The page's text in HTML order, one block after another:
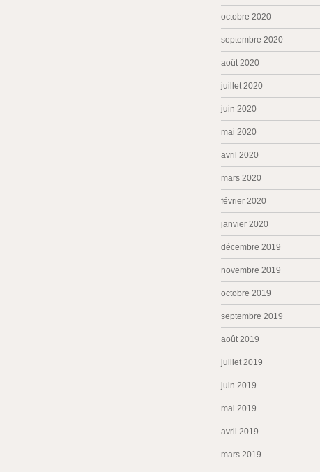
octobre 2020
septembre 2020
août 2020
juillet 2020
juin 2020
mai 2020
avril 2020
mars 2020
février 2020
janvier 2020
décembre 2019
novembre 2019
octobre 2019
septembre 2019
août 2019
juillet 2019
juin 2019
mai 2019
avril 2019
mars 2019